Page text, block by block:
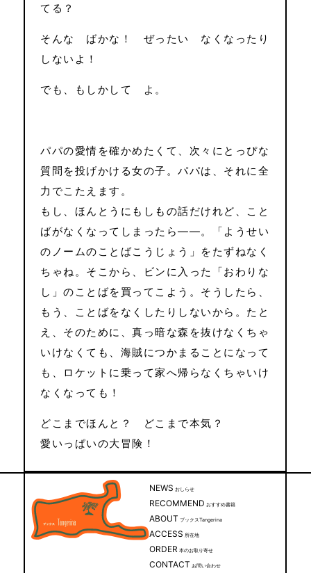
てる？
そんな ばかな！ ぜったい なくなったり
しないよ！
でも、もしかして よ。
パパの愛情を確かめたくて、次々にとっぴな
質問を投げかける女の子。パパは、それに全
力でこたえます。
もし、ほんとうにもしもの話だけれど、こと
ばがなくなってしまったら――。「ようせい
のノームのことばこうじょう」をたずねなく
ちゃね。そこから、ビンに入った「おわりな
し」のことばを買ってこよう。そうしたら、
もう、ことばをなくしたりしないから。たと
え、そのために、真っ暗な森を抜けなくちゃ
いけなくても、海賊につかまることになって
も、ロケットに乗って家へ帰らなくちゃいけ
なくなっても！
どこまでほんと？ どこまで本気？
愛いっぱいの大冒険！
NEWS おしらせ
RECOMMEND おすすめ書籍
ABOUT ブックスTangerina
ACCESS 所在地
ORDER 本のお取り寄せ
CONTACT お問い合わせ